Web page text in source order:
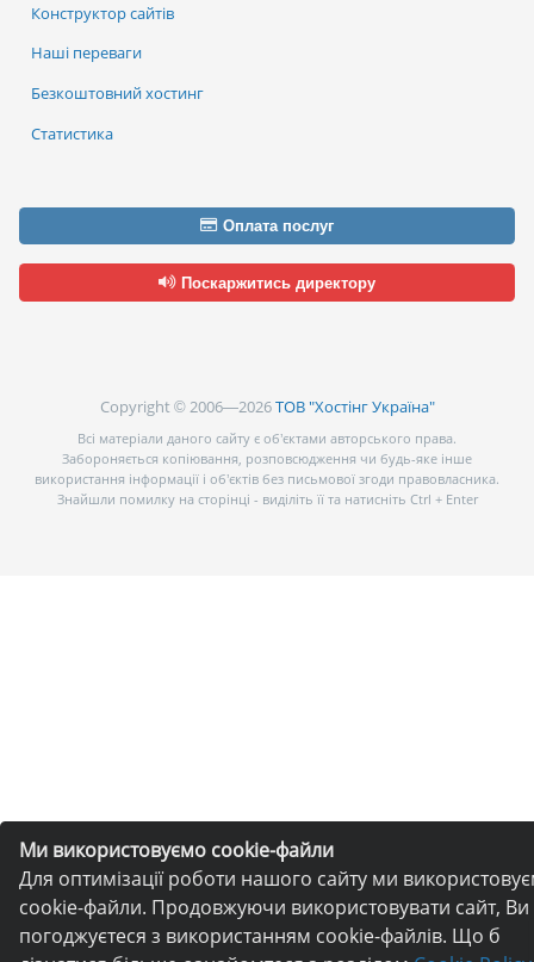
Ми використовуємо cookie-файли
Для оптимізації роботи нашого сайту ми
cookie-файли. Продовжуючи використовувати сайт, Ви
погоджуєтеся з використанням cookie-файлів. Що б
Конструктор сайтів
Наші переваги
Безкоштовний хостинг
Статистика
Оплата послуг
Поскаржитись директору
Copyright © 2006—2026ТОВ "Хостінг Україна"
Всі матеріали даного сайту є об’єктами авторського права.
Забороняється копіювання, розповсюдження чи будь-яке інше
використання інформації і об’єктів без письмової згоди правовласника.
Знайшли помилку на сторінці - виділіть її та натисніть Ctrl + Enter